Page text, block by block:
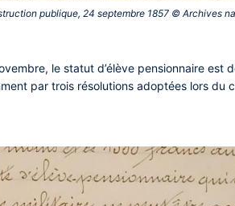
publique, 24 septembre 1857 © Archives
le statut d’élève pensionnaire
par trois résolutions adoptées lors du